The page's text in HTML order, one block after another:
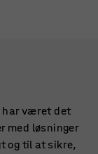
har været det
med løsninger
og til at sikre,